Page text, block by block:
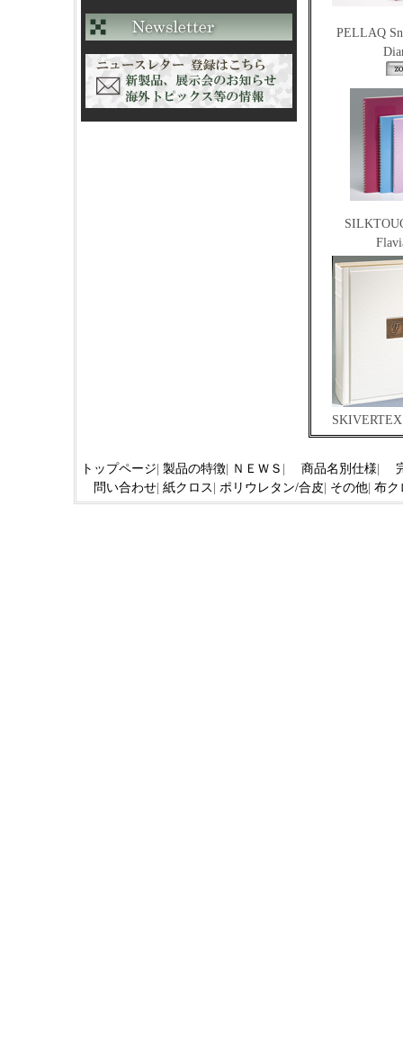
PELLAQ
トップページ 製品の特徴 ＮＥＷＳ 商品名別仕様
問い合わせ 紙クロス ポリウレタン/合皮 その他 布ク